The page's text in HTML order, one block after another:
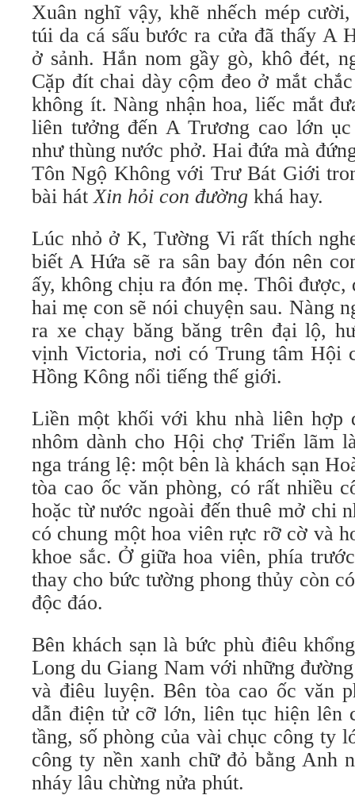
Xuân nghĩ vậy, khẽ nhếch mép
túi da cá sấu bước ra cửa đã thấy A
ở sảnh. Hắn nom gầy gò, khô đét,
Cặp đít chai dày cộm đeo ở mắt
không ít. Nàng nhận hoa, liếc mắt
liên tưởng đến A Trương cao lớn
như thùng nước phở. Hai đứa mà
Tôn Ngộ Không với Trư Bát Giới
bài hátXin hỏi con đường khá hay.
Lúc nhỏ ở K, Tường Vi rất thích
biết A Hứa sẽ ra sân bay đón nên
ấy, không chịu ra đón mẹ. Thôi được,
hai mẹ con sẽ nói chuyện sau. Nàng
ra xe chạy băng băng trên đại lộ,
vịnh Victoria, nơi có Trung tâm Hội
Hồng Kông nổi tiếng thế giới.
Liền một khối với khu nhà liên hợp
nhôm dành cho Hội chợ Triển lãm
nga tráng lệ: một bên là khách sạn
tòa cao ốc văn phòng, có rất nhiều
hoặc từ nước ngoài đến thuê mở chi
có chung một hoa viên rực rỡ cờ và
khoe sắc. Ở giữa hoa viên, phía
thay cho bức tường phong thủy còn
độc đáo.
Bên khách sạn là bức phù điêu
Long du Giang Nam với những
và điêu luyện. Bên tòa cao ốc văn
dẫn điện tử cỡ lớn, liên tục hiện lên
tầng, số phòng của vài chục công ty
công ty nền xanh chữ đỏ bằng Anh
nháy lâu chừng nửa phút.